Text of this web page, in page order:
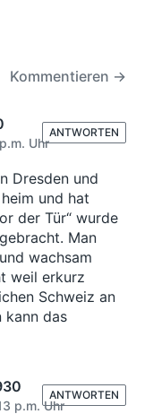
Kommentieren →
Uhr
Dresden und
und hat
der Tür“ wurde
Man
wachsam
weil erkurz
Schweiz an
kann das
ANTWORTEN
p.m. Uhr
ANTWORTEN